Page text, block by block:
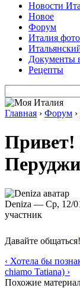
Новости
Новое
Форум
Италия фото
Документы
Рецепты
Главная › Форум ›
Привет!
Deniza — Ср, 12/
участник
Давайте общаться!
‹ Хотела бы
chiamo Tatiana) ›
Похожие